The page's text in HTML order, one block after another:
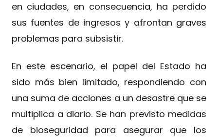
en ciudades, en consecuencia, ha perdido
sus fuentes de ingresos y afrontan graves
problemas para subsistir.
En este escenario, el papel del Estado ha
sido más bien limitado, respondiendo con
una suma de acciones a un desastre que se
multiplica a diario. Se han previsto medidas
de bioseguridad para asegurar que los